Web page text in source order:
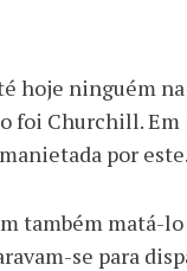
hoje ninguém
foi Churchill.
por este.
também matá-
se para